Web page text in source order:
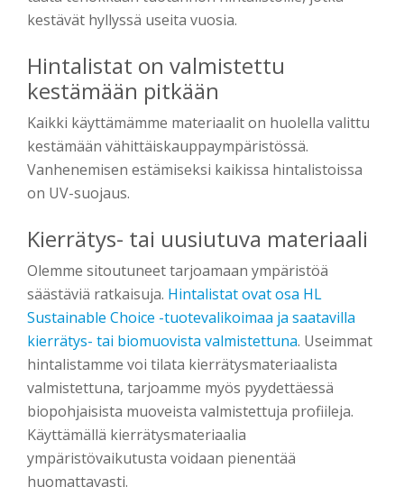
kestävät hyllyssä useita vuosia.
Hintalistat on valmistettu
kestämään pitkään
Kaikki käyttämämme materiaalit on huolella valittu
kestämään vähittäiskauppaympäristössä.
Vanhenemisen estämiseksi kaikissa hintalistoissa
on UV-suojaus.
Kierrätys- tai uusiutuva materiaali
Olemme sitoutuneet tarjoamaan ympäristöä
säästäviä ratkaisuja. Hintalistat ovat osa HL
Sustainable Choice -tuotevalikoimaa ja saatavilla
kierrätys- tai biomuovista valmistettuna. Useimmat
hintalistamme voi tilata kierrätysmateriaalista
valmistettuna, tarjoamme myös pyydettäessä
biopohjaisista muoveista valmistettuja profiileja.
Käyttämällä kierrätysmateriaalia
ympäristövaikutusta voidaan pienentää
huomattavasti.